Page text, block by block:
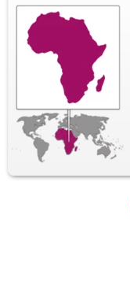
Vijfde edelsteen
Edelsteen exact
Groene I2 Diamant
Karaatgewicht som
0,024 ct
Zetting
Prong